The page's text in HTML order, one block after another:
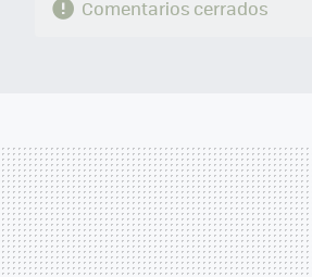
Comentarios cerrados